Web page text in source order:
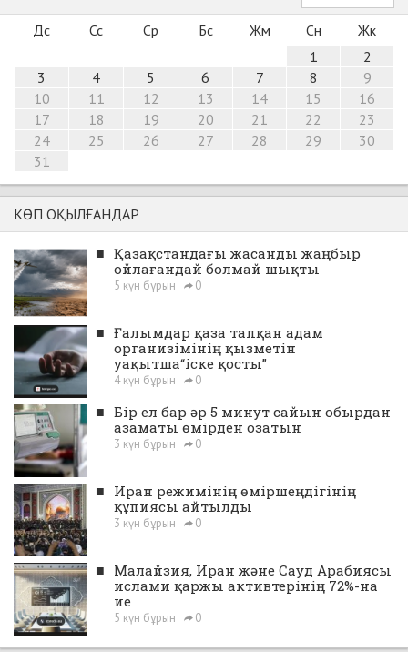
Дс Сс Ср Бс Жм Сн
Жк
1
2
3
4 5 6 7 8
9
10
11 12 13 14 15
16
17
18 19 20 21 22
23
24
25 26 27 28 29
30
31
КӨП ОҚЫЛҒАНДАР
■ Қазақстандағы жасанды жаңбыр
ойлағандай болмай шықты
5 күн бұрын 0
■ Ғалымдар қаза тапқан адам
организімінің қызметін
уақытша“іске қосты”
4 күн бұрын 0
■ Бір ел бар әр 5 минут сайын обырдан
азаматы өмірден озатын
3 күн бұрын 0
■ Иран режимінің өміршеңдігінің
құпиясы айтылды
3 күн бұрын 0
■ Малайзия, Иран және Сауд Арабиясы
ислами қаржы активтерінің 72%-на
ие
5 күн бұрын 0